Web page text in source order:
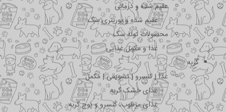
عقیم شده و درمانی
عقیم شده و یورینری سگ
محصولات توله سگ
غذا و مکمل غذایی
گربه
غذا | کنسرو | تشویقی | مکمل
غذای خشک گربه
غذای مرطوب، کنسرو و پوچ گربه